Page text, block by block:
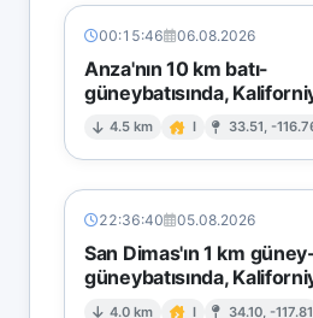
00:15:46 06.08.2026
Anza'nın 10 km batı-
güneybatısında,
4.5 km I 33.51, -
22:36:40 05.08.2026
San Dimas'ın 1 km
güneybatısında,
4.0 km I 34.10, -117.81